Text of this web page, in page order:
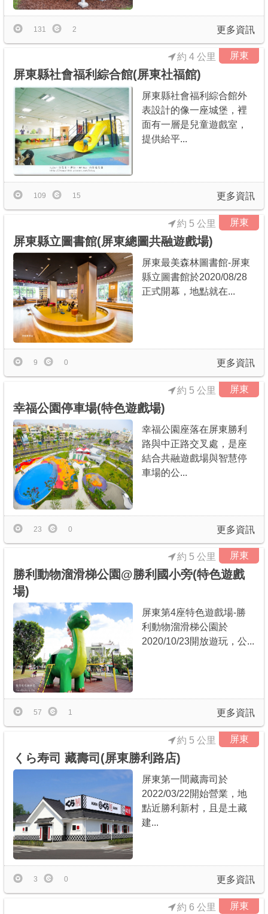
更多資訊
131 2
屏東
約 4 公里
屏東縣社會福利綜合館(屏東社福館)
屏東縣社會福利綜合館外
表設計的像一座城堡，裡
面有一層是兒童遊戲室，
提供給平...
更多資訊
109 15
屏東
約 5 公里
屏東縣立圖書館(屏東總圖共融遊戲場)
屏東最美森林圖書館-屏東
縣立圖書館於2020/08/28
正式開幕，地點就在...
更多資訊
9 0
屏東
約 5 公里
幸福公園停車場(特色遊戲場)
幸福公園座落在屏東勝利
路與中正路交叉處，是座
結合共融遊戲場與智慧停
車場的公...
更多資訊
23 0
屏東
約 5 公里
勝利動物溜滑梯公園@勝利國小旁(特色遊戲
場)
屏東第4座特色遊戲場-勝
利動物溜滑梯公園於
2020/10/23開放遊玩，公...
更多資訊
57 1
屏東
約 5 公里
くら寿司 藏壽司(屏東勝利路店)
屏東第一間藏壽司於
2022/03/22開始營業，地
點近勝利新村，且是土藏
建...
更多資訊
3 0
屏東
約 6 公里